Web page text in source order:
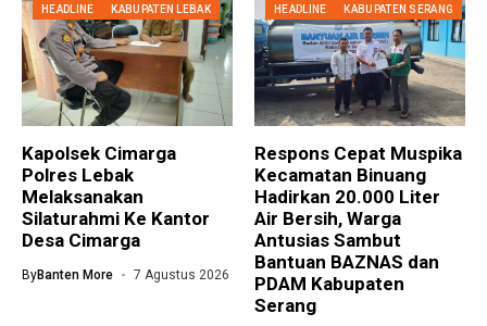
HEADLINE KABUPATEN LEBAK
Kapolsek Cimarga
Polres Lebak
Melaksanakan
Silaturahmi Ke Kantor
Desa Cimarga
ByBanten More 7 Agustus 2026
HEADLINE KABUPATEN SERANG
Respons Cepat Muspika
Kecamatan Binuang
Hadirkan 20.000 Liter
Air Bersih, Warga
Antusias Sambut
Bantuan BAZNAS dan
PDAM Kabupaten
Serang